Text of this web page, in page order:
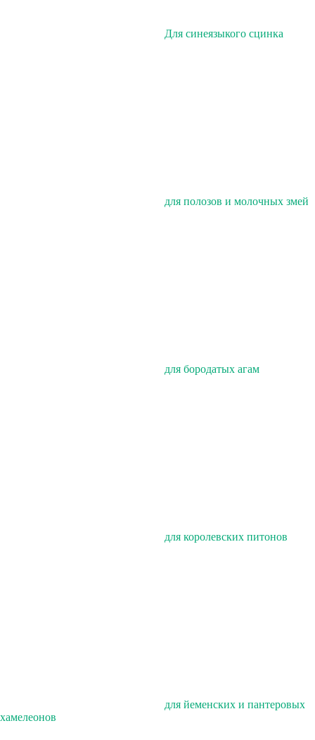
Для синеязыкого сцинка
для полозов и молочных змей
для бородатых агам
для королевских питонов
для йеменских и пантеровых
хамелеонов